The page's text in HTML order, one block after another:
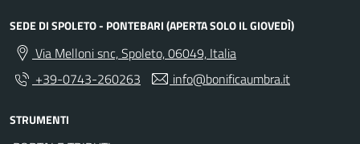
SEDE DI SPOLETO - PONTEBARI (APERTA SOLO IL GIOVEDÌ)
Via Melloni snc, Spoleto, 06049, Italia
+39-0743-260263
info@bonificaumbra.it
STRUMENTI